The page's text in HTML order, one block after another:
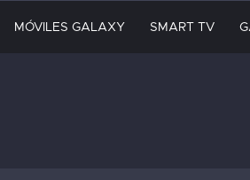
MÓVILES GALAXY SMART TV